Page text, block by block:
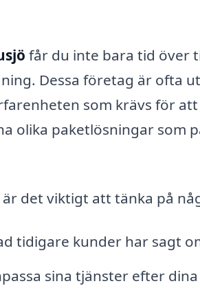
får du inte bara tid över
Dessa företag är ofta
som krävs för
olika paketlösningar som
är det viktigt att tänka på
tidigare kunder har sagt
sina tjänster efter